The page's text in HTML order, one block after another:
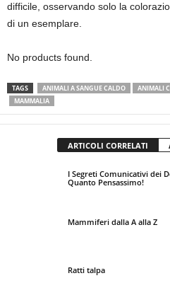
difficile, osservando solo la
di un esemplare.
No products found.
TAGS ANIMALI A SANGUE CALDO ANIMALI
MAMMALIA
ARTICOLI CORRELATI
I Segreti Comunicativi dei
Quanto Pensassimo!
Mammiferi dalla A alla Z
Ratti talpa